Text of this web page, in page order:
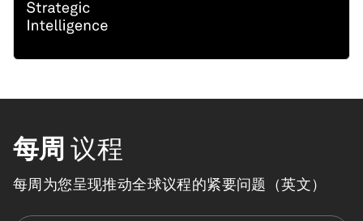
每周 议程
每周为您呈现推动全球议程的紧要问题（英文）